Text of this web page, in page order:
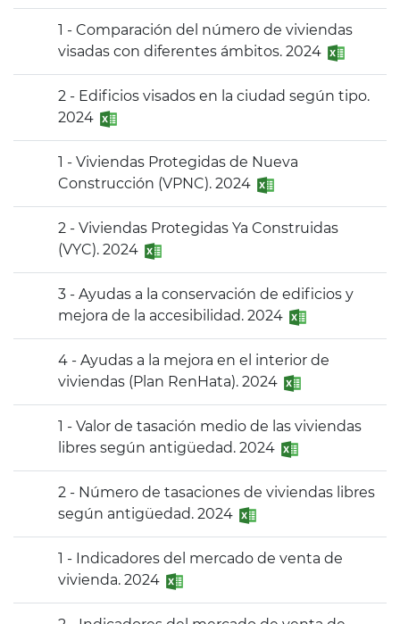
1 - Comparación del número de viviendas
visadas con diferentes ámbitos. 2024
2 - Edificios visados en la ciudad según tipo.
2024
1 - Viviendas Protegidas de Nueva
Construcción (VPNC). 2024
2 - Viviendas Protegidas Ya Construidas
(VYC). 2024
3 - Ayudas a la conservación de edificios y
mejora de la accesibilidad. 2024
4 - Ayudas a la mejora en el interior de
viviendas (Plan RenHata). 2024
1 - Valor de tasación medio de las viviendas
libres según antigüedad. 2024
2 - Número de tasaciones de viviendas libres
según antigüedad. 2024
1 - Indicadores del mercado de venta de
vivienda. 2024